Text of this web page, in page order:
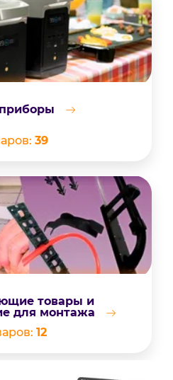
39
товары и
для монтажа
12